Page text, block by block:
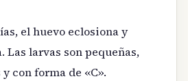
el huevo eclosiona y
. Las larvas son pequeñas,
con forma de «C».